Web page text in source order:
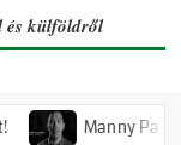
és külföldről
Pacquiao és tíz